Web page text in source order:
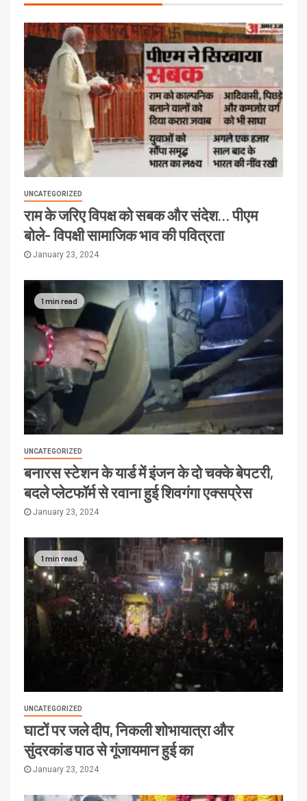
UNCATEGORIZED
राम के जरिए विपक्ष को सबक और संदेश… पीएम
बोले- विपक्षी सामाजिक भाव की पवित्रता
January 23, 2024
1 min read
UNCATEGORIZED
बनारस स्टेशन के यार्ड में इंजन के दो चक्के बेपटरी,
बदले प्लेटफॉर्म से रवाना हुई शिवगंगा एक्सप्रेस
January 23, 2024
1 min read
UNCATEGORIZED
घाटों पर जले दीप, निकली शोभायात्रा और
सुंदरकांड पाठ से गूंजायमान हुई का
January 23, 2024